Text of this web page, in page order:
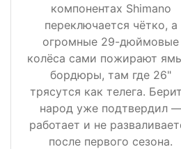
компонентах Shimano
переключается чётко, а
огромные 29-дюймовые
колёса сами пожирают
бордюры, там где 26"
трясутся как телега.
народ уже подтвердил
работает и не
после первого сезона.